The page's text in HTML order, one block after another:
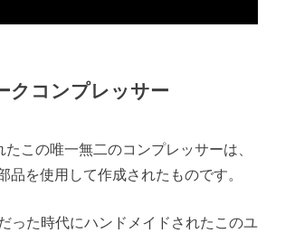
クコンプレッサー
この唯一無二のコンプレッサーは、
品を使用して作成されたものです。
った時代にハンドメイドされたこのユ